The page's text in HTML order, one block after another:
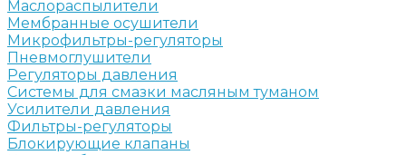
Маслораспылители
Мембранные осушители
Микрофильтры-регуляторы
Пневмоглушители
Регуляторы давления
Системы для смазки масляным туманом
Усилители давления
Фильтры-регуляторы
Блокирующие клапаны